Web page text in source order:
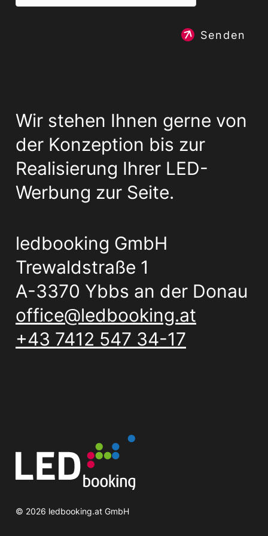
Senden
Wir stehen Ihnen gerne von
der Konzeption bis zur
Realisierung Ihrer LED-
Werbung zur Seite.
ledbooking GmbH
Trewaldstraße 1
A-3370 Ybbs an der Donau
office@ledbooking.at
+43 7412 547 34-17
© 2026 ledbooking.at GmbH